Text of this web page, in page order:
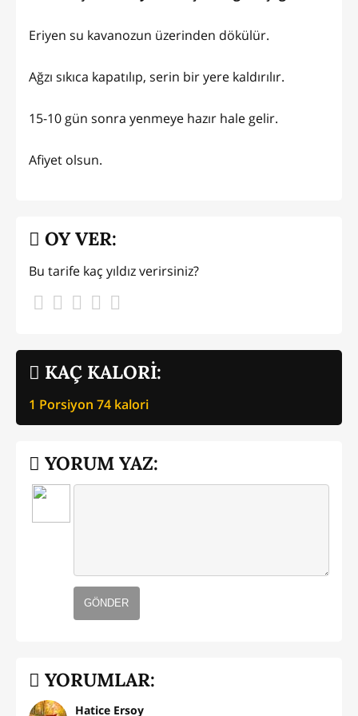
Eriyen su kavanozun üzerinden dökülür.
Ağzı sıkıca kapatılıp, serin bir yere kaldırılır.
15-10 gün sonra yenmeye hazır hale gelir.
Afiyet olsun.
KAÇ KALORİ:
1 Porsiyon 74 kalori
OY VER:
Bu tarife kaç yıldız verirsiniz?
YORUM YAZ:
GÖNDER
YORUMLAR:
Hatice Ersoy